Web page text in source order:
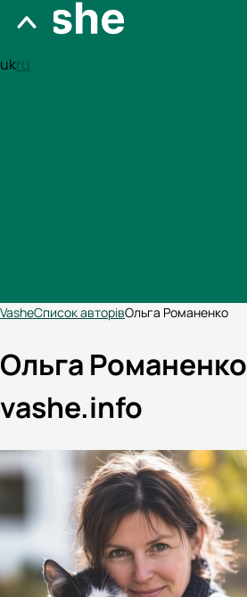
ukru
VasheСписок авторівОльга Романенко
Ольга Романенко
vashe.info